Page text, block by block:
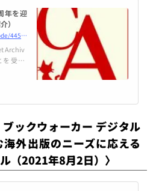
年を迎
）
https://current.ndl.go.jp/node/44531
Archiv
を受け
いま
Ar
ブックウォーカー デジタル
外出版のニーズに応える
（2021年8月2日）〉